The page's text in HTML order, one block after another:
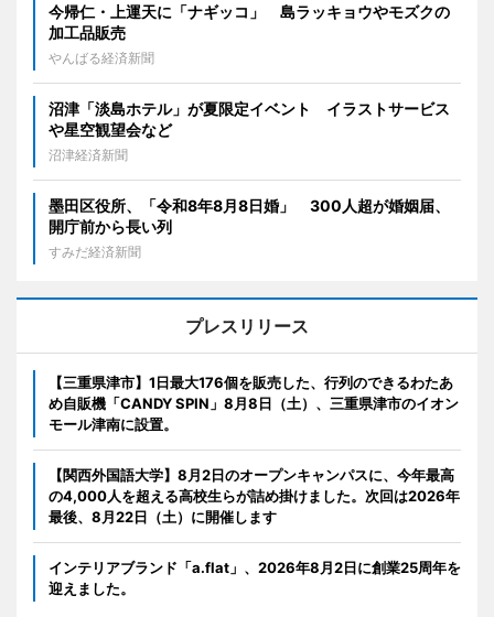
今帰仁・上運天に「ナギッコ」 島ラッキョウやモズクの
加工品販売
やんばる経済新聞
沼津「淡島ホテル」が夏限定イベント イラストサービス
や星空観望会など
沼津経済新聞
墨田区役所、「令和8年8月8日婚」 300人超が婚姻届、
開庁前から長い列
すみだ経済新聞
プレスリリース
【三重県津市】1日最大176個を販売した、行列のできるわたあ
め自販機「CANDY SPIN」8月8日（土）、三重県津市のイオン
モール津南に設置。
【関西外国語大学】8月2日のオープンキャンパスに、今年最高
の4,000人を超える高校生らが詰め掛けました。次回は2026年
最後、8月22日（土）に開催します
インテリアブランド「a.flat」、2026年8月2日に創業25周年を
迎えました。